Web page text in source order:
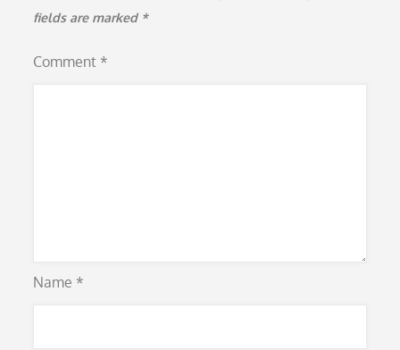
fields are marked *
Comment *
Name *